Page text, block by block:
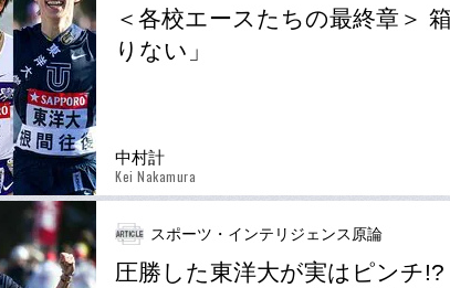
＜各校エースたちの最終章＞
りない」
中村計
Kei Nakamura
スポーツ・インテリジェンス原論
圧勝した東洋大が実はピンチ!?